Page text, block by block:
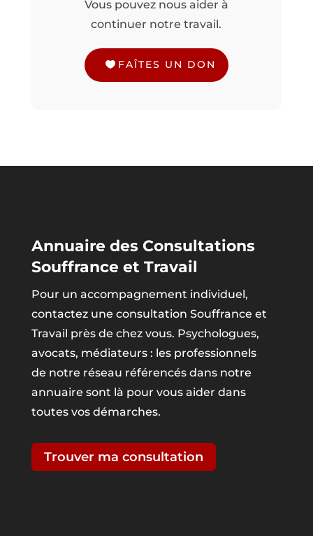
Vous pouvez nous aider à
continuer notre travail.
FAÎTES UN DON
Annuaire des Consultations
Souffrance et Travail
Pour un accompagnement individuel,
contactez une consultation Souffrance et
Travail près de chez vous. Psychologues,
avocats, médiateurs : les professionnels
de notre réseau référencés dans notre
annuaire sont là pour vous aider dans
toutes vos démarches.
Trouver ma consultation